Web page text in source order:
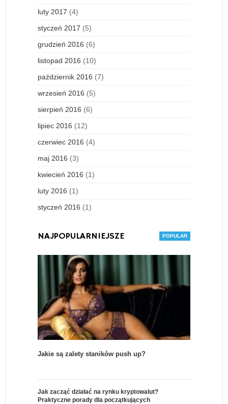
luty 2017 (4)
styczeń 2017 (5)
grudzień 2016 (6)
listopad 2016 (10)
październik 2016 (7)
wrzesień 2016 (5)
sierpień 2016 (6)
lipiec 2016 (12)
czerwiec 2016 (4)
maj 2016 (3)
kwiecień 2016 (1)
luty 2016 (1)
styczeń 2016 (1)
NAJPOPULARNIEJSZE
Jakie są zalety staników push up?
Jak zacząć działać na rynku kryptowalut?
Praktyczne porady dla początkujących